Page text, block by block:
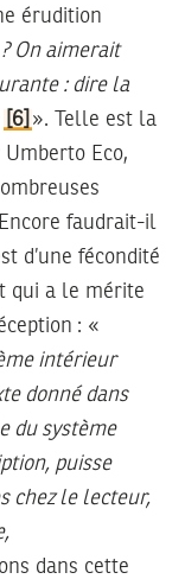
érudition
On aimerait
: dire la
[6] ». Telle est la
Eco,
faudrait-il
d’une fécondité
qui a le mérite
: «
intérieur
donné dans
du système
puisse
chez le lecteur,
dans cette